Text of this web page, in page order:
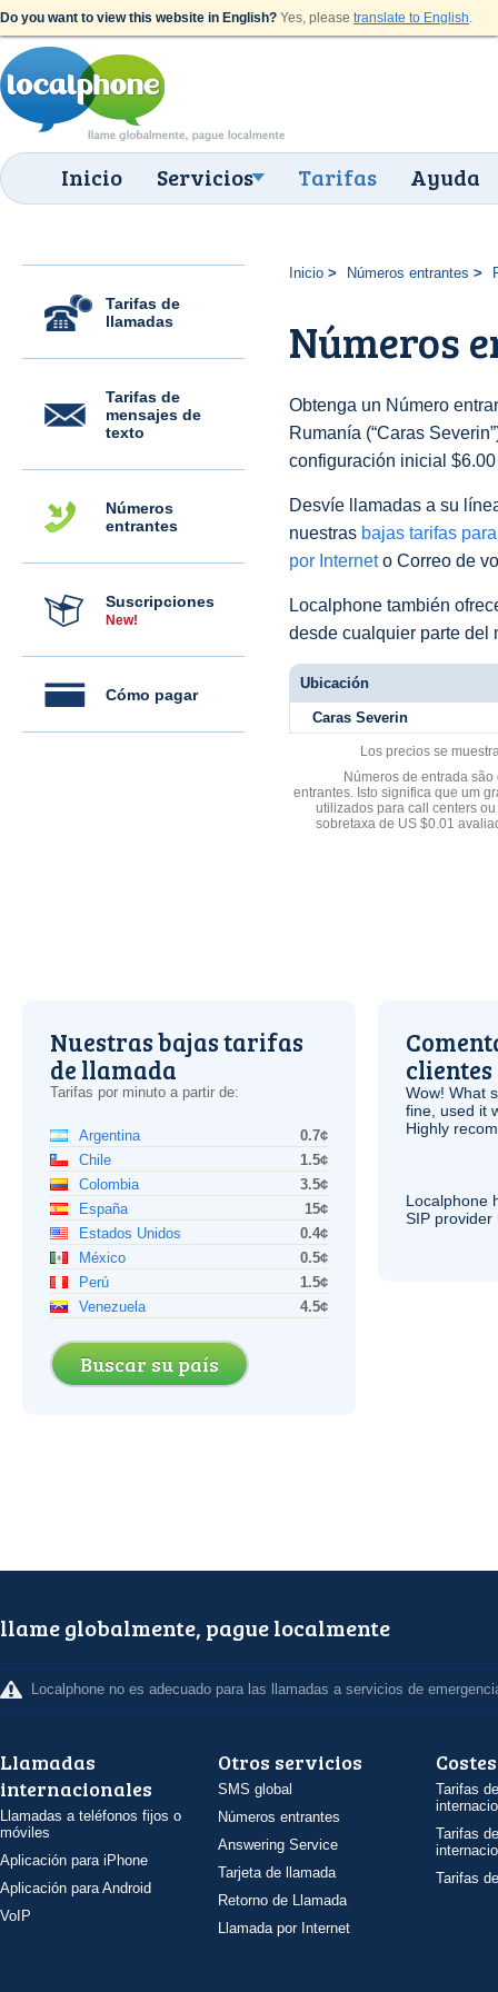
Do you want to view this website in English? Yes, please translate to English.
Inicio Servicios Tarifas Ayuda
Tarifas de
llamadas
Tarifas de
mensajes de
texto
Números
entrantes
Suscripciones
New!
Cómo pagar
Inicio Números entrantes
Números
Obtenga un Número
Rumanía (“Caras
configuración inicial
Desvíe llamadas a su
nuestras bajas tarifas
por Interneto Correo de
Localphone también
desde cualquier parte del
Ubicación
Caras Severin
Los precios se
Números de entrada
entrantes. Isto significa que um
utilizados para call centers
sobretaxa de US $0.01
Nuestras bajas tarifas
de llamada
Tarifas por minuto a partir de:
Argentina
0.7¢
Chile
1.5¢
Colombia
3.5¢
España
15¢
Estados Unidos
0.4¢
México
0.5¢
Perú
1.5¢
Venezuela
4.5¢
Buscar su país
clientes
Wow! What
fine, used it
Highly
Localphone
SIP provider
llame globalmente, pague localmente
Localphone no es adecuado para las llamadas a servicios de
Llamadas
internacionales
Llamadas a teléfonos fijos o
móviles
Aplicación para iPhone
Aplicación para Android
VoIP
Otros servicios
SMS global
Números entrantes
Answering Service
Tarjeta de llamada
Retorno de Llamada
Llamada por Internet
Costes
Tarifas
Tarifas
Tarifas